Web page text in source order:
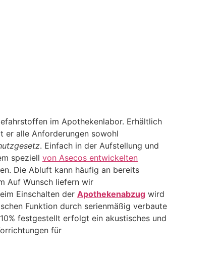
im Apothekenlabor. Erhältlich
er alle Anforderungen sowohl
. Einfach in der Aufstellung und
speziell von Asecos entwickelten
Die Abluft kann häufig an bereits
Auf Wunsch liefern wir
Einschalten der Apothekenabzug wird
Funktion durch serienmäßig verbaute
festgestellt erfolgt ein akustisches und
für